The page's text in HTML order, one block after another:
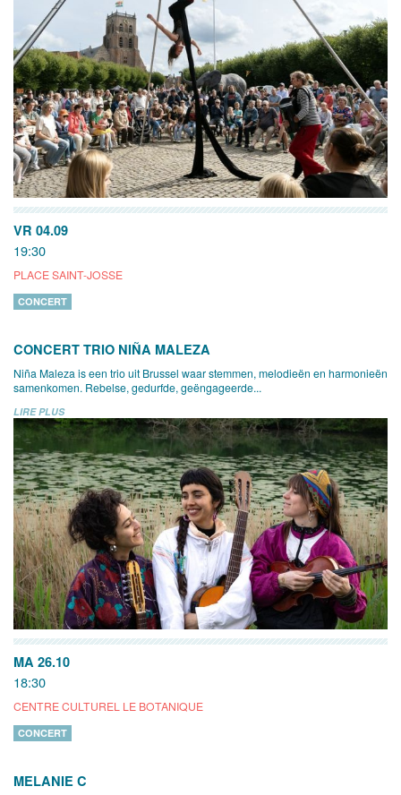
VR 04.09
19:30
PLACE SAINT-JOSSE
CONCERT
CONCERT TRIO NIÑA MALEZA
Niña Maleza is een trio uit Brussel waar stemmen, melodieën en harmonieën
samenkomen. Rebelse, gedurfde, geëngageerde...
LIRE PLUS
MA 26.10
18:30
CENTRE CULTUREL LE BOTANIQUE
CONCERT
MELANIE C